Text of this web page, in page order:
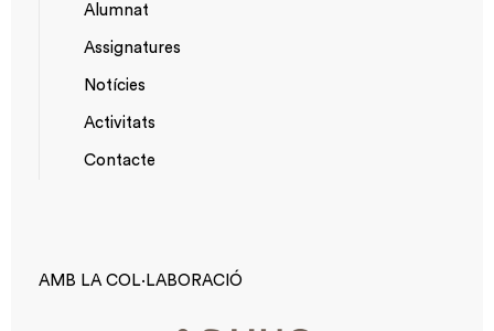
Alumnat
Assignatures
MENU
Notícies
Activitats
Contacte
AMB LA COL·LABORACIÓ